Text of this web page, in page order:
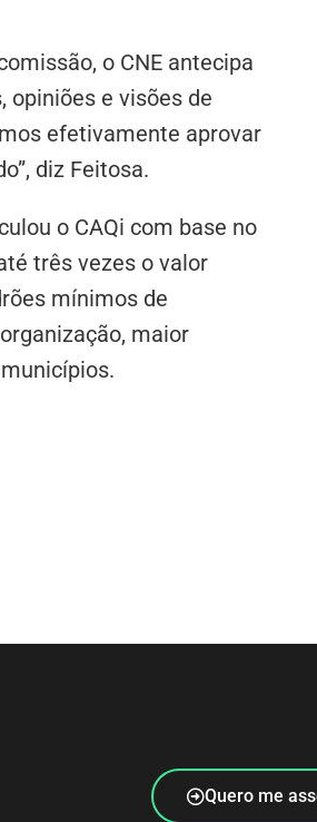
o CNE antecipa
opiniões e visões de
efetivamente aprovar
diz Feitosa.
o CAQi com base no
três vezes o valor
mínimos de
maior
Quero me